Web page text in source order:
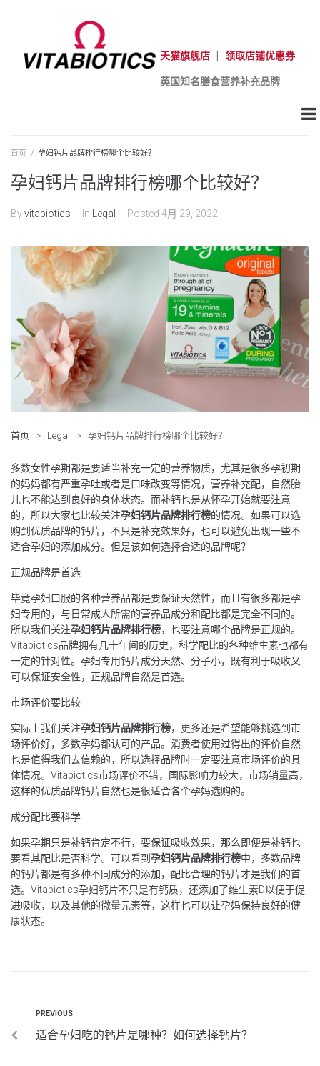
天猫旗舰店 领取店铺优惠券
英国知名膳食营养补充品牌
首页 / 孕妇钙片品牌排行榜哪个比较好？
孕妇钙片品牌排行榜哪个比较好？
Byvitabiotics In Legal Posted 4月 29, 2022
首页 > Legal > 孕妇钙片品牌排行榜哪个比较好？
多数女性孕期都是要适当补充一定的营养物质，尤其是很多孕初期
的妈妈都有严重孕吐或者是口味改变等情况，营养补充配，自然胎
儿也不能达到良好的身体状态。而补钙也是从怀孕开始就要注意
的，所以大家也比较关注孕妇钙片品牌排行榜的情况。如果可以选
购到优质品牌的钙片，不只是补充效果好，也可以避免出现一些不
适合孕妇的添加成分。但是该如何选择合适的品牌呢？
正规品牌是首选
毕竟孕妇口服的各种营养品都是要保证天然性，而且有很多都是孕
妇专用的，与日常成人所需的营养品成分和配比都是完全不同的。
所以我们关注孕妇钙片品牌排行榜，也要注意哪个品牌是正规的。
Vitabiotics品牌拥有几十年间的历史，科学配比的各种维生素也都有
一定的针对性。孕妇专用钙片成分天然、分子小，既有利于吸收又
可以保证安全性，正规品牌自然是首选。
市场评价要比较
实际上我们关注孕妇钙片品牌排行榜，更多还是希望能够挑选到市
场评价好，多数孕妈都认可的产品。消费者使用过得出的评价自然
也是值得我们去信赖的，所以选择品牌时一定要注意市场评价的具
体情况。Vitabiotics市场评价不错，国际影响力较大，市场销量高，
这样的优质品牌钙片自然也是很适合各个孕妈选购的。
成分配比要科学
如果孕期只是补钙肯定不行，要保证吸收效果，那么即便是补钙也
要看其配比是否科学。可以看到 孕妇钙片品牌排行榜中，多数品牌
的钙片都是有多种不同成分的添加，配比合理的钙片才是我们的首
选。Vitabiotics孕妇钙片不只是有钙质，还添加了维生素D以便于促
进吸收，以及其他的微量元素等，这样也可以让孕妈保持良好的健
康状态。
PREVIOUS
适合孕妇吃的钙片是哪种？如何选择钙片？